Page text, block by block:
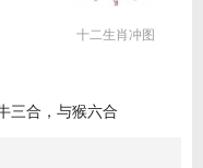
十二生肖冲图
三合，与猴六合